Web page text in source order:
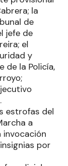
la
de
jefe de
el
y
de la Policía,
estrofas del
a
invocación
por